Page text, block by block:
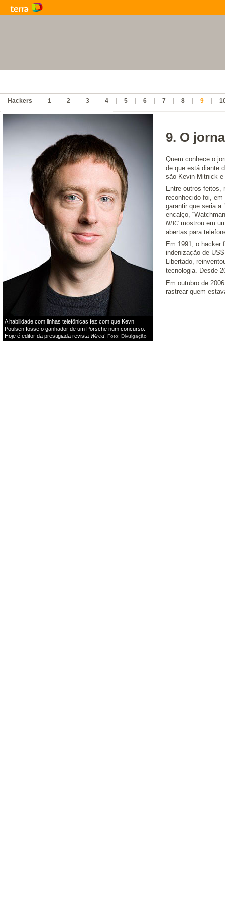
9. O
Quem conhece o
de que está diante
são Kevin Mitnick
Entre outros feitos,
reconhecido foi,
garantir que seria a
encalço,
NBC mostrou em
abertas para
Em 1991, o hacker
indenização de
Libertado,
tecnologia. Desde
Em outubro de
rastrear quem
A habilidade com linhas telefônicas fez com que Kevn
Poulsen fosse o ganhador de um Porsche num concurso.
Hoje é editor da prestigiada revista Wired. Foto: Divulgação
Hackers 1 2 3 4 5 6 7 8 9